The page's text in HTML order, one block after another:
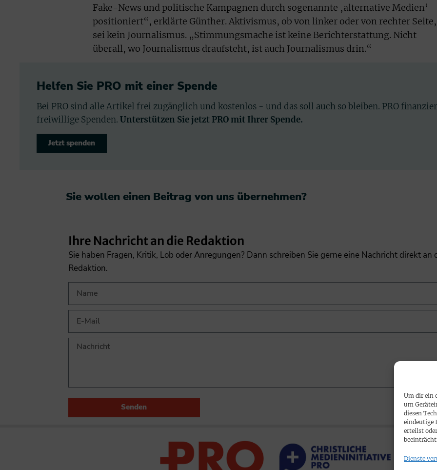
Um dir ein
um
diesen
eindeutige
erteilst
Dienste
Fake-News und politische Kampagnen durch sogenannte ‚alternative Medien‘
positioniert“, erklärte Günther. Aktivismus, ob von linker oder von rechter Seite,
sei kein Journalismus. „Stimmungsmache ist keine Berichterstattung. Nicht
überall, wo Journalismus draufsteht, ist auch Journalismus drin.“
Helfen Sie PRO mit einer Spende
Bei PRO sind alle Artikel frei zugänglich und kostenlos - und das soll auch so bleiben. PRO
freiwillige Spenden. Unterstützen Sie jetzt PRO mit Ihrer Spende.
Jetzt spenden
Sie wollen einen Beitrag von uns übernehmen?​
Ihre Nachricht an die Redaktion
Sie haben Fragen, Kritik, Lob oder Anregungen? Dann schreiben Sie gerne eine Nachricht direkt an
Redaktion.
Senden